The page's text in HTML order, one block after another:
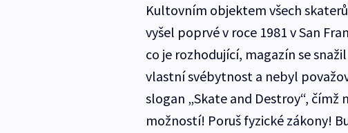
Kultovním objektem všech
vyšel poprvé v roce 1981 v San
co je rozhodující, magazín se
vlastní svébytnost a nebyl
slogan „Skate and Destroy“, čímž
možností! Poruš fyzické zákony!